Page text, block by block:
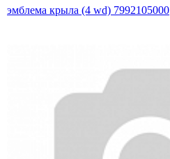
эмблема крыла (4 wd) 7992105000